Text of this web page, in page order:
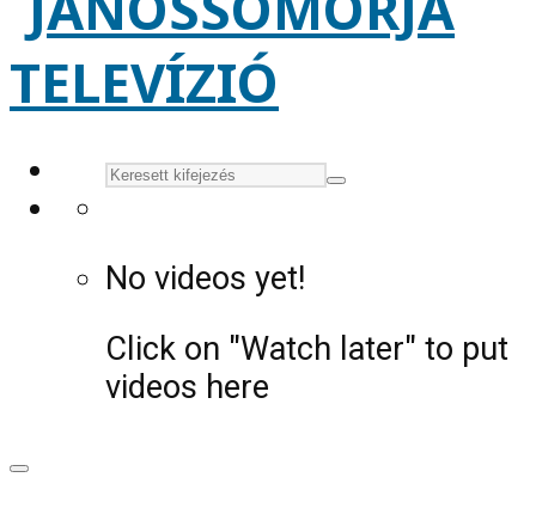
No videos yet!
Click on "Watch later" to put
videos here